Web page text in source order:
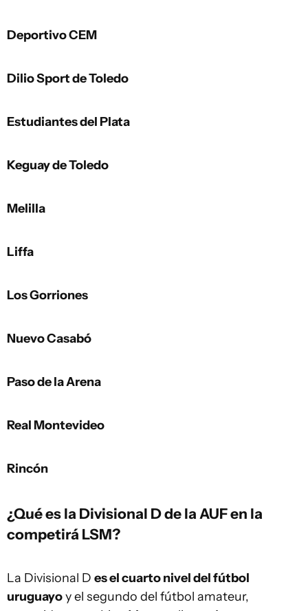
Deportivo CEM
Dilio Sport de Toledo
Estudiantes del Plata
Keguay de Toledo
Melilla
Liffa
Los Gorriones
Nuevo Casabó
Paso de la Arena
Real Montevideo
Rincón
¿Qué es la Divisional D de la AUF en la
competirá LSM?
La Divisional D es el cuarto nivel del fútbol
uruguayoy el segundo del fútbol amateur,